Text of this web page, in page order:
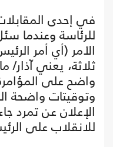
في إحدى المقابلات
للرئاسة
الأمر (أي أمر
واضح على
وتوقيتات واضحة
الإعلان عن تمرد
للانقلاب على